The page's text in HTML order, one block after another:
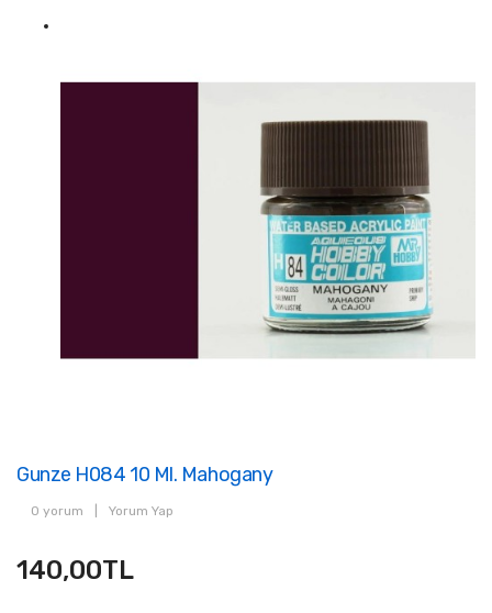
Gunze H084 10 Ml. Mahogany
0 yorum Yorum Yap
140,00TL